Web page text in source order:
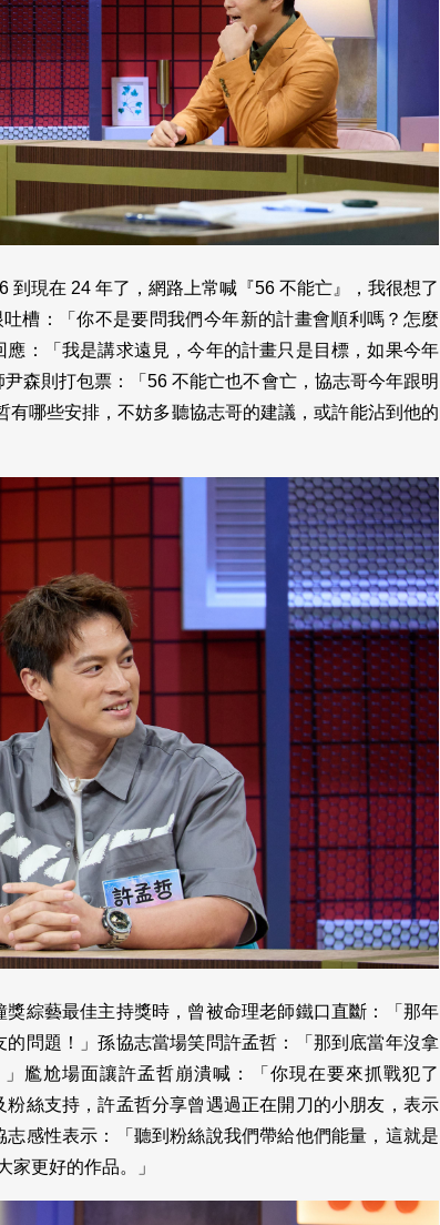
到現在 24 年了，網路上常喊『56 不能亡』，我很想了
槽：「你不是要問我們今年新的計畫會順利嗎？怎麼
：「我是講求遠見，今年的計畫只是目標，如果今年
森則打包票：「56 不能亡也不會亡，協志哥今年跟明
哪些安排，不妨多聽協志哥的建議，或許能沾到他的
綜藝最佳主持獎時，曾被命理老師鐵口直斷：「那年
問題！」孫協志當場笑問許孟哲：「那到底當年沒拿
尷尬場面讓許孟哲崩潰喊：「你現在要來抓戰犯了
絲支持，許孟哲分享曾遇過正在開刀的小朋友，表示
感性表示：「聽到粉絲說我們帶給他們能量，這就是
家更好的作品。」